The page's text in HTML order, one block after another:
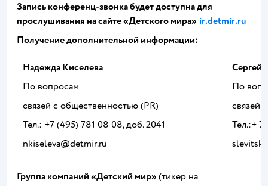
Запись конференц-звонка будет доступна для
прослушивания на сайте «Детского мира» ir.detmir.ru
Получение дополнительной информации:
Надежда Киселева
По вопросам
связей с общественностью (PR)
Тел.: +7 (495) 781 08 08, доб. 2041
nkiseleva@detmir.ru
Сергей
По
связей
Тел.:+ 7
Группа компаний «Детский мир» (тикер на